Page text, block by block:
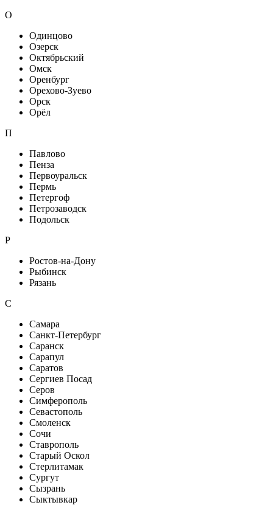
О
Одинцово
Озерск
Октябрьский
Омск
Оренбург
Орехово-Зуево
Орск
Орёл
П
Павлово
Пенза
Первоуральск
Пермь
Петергоф
Петрозаводск
Подольск
Р
Ростов-на-Дону
Рыбинск
Рязань
С
Самара
Санкт-Петербург
Саранск
Сарапул
Саратов
Сергиев Посад
Серов
Симферополь
Севастополь
Смоленск
Сочи
Ставрополь
Старый Оскол
Стерлитамак
Сургут
Сызрань
Сыктывкар